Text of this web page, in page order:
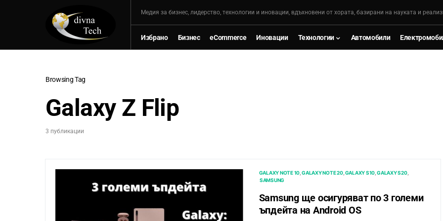
Mедия за бизнес, лидерство, технологии и иновации, вдъхновени от хората, базирани на науката и
Избрано Бизнес eCommerce Иновации Технологии Автомобили
Browsing Tag
Galaxy Z Flip
3 публикации
GALAXY NOTE 10 GALAXY NOTE 20 GALAXY S10 GALAXY S20
SAMSUNG
Samsung ще осигуряват по 3 големи
ъпдейта на Android OS